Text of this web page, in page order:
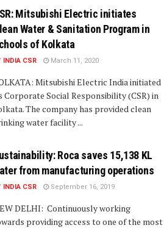
Mitsubishi Electric initiates
Water & Sanitation Program in
of Kolkata
INDIA CSR March 11, 2020
Mitsubishi Electric India initiated
Corporate Social Responsibility (CSR) in
The company has provided clean
water facility ...
Roca saves 15,138 KL
from manufacturing operations
INDIA CSR September 16, 2019
DELHI: Continuously working
providing access to one of the most